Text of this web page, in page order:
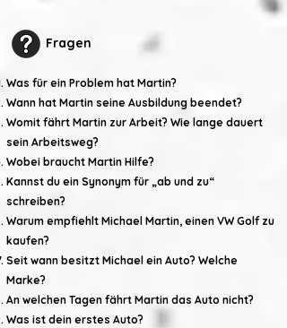
Fragen
Was für ein Problem hat Martin?
Wann hat Martin seine Ausbildung beendet?
Womit fährt Martin zur Arbeit? Wie lange dauert
sein Arbeitsweg?
Wobei braucht Martin Hilfe?
Kannst du ein Synonym für „ab und zu“
schreiben?
Warum empfiehlt Michael Martin, einen VW Golf zu
kaufen?
Seit wann besitzt Michael ein Auto? Welche
Marke?
An welchen Tagen fährt Martin das Auto nicht?
Was ist dein erstes Auto?